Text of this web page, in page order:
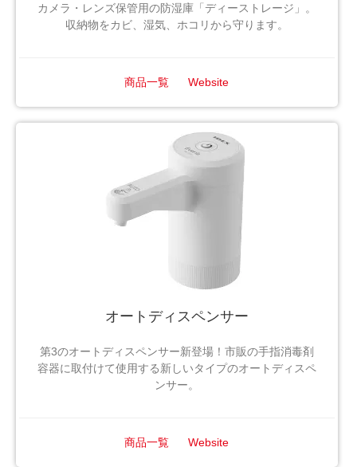
カメラ・レンズ保管用の防湿庫「ディーストレージ」。
収納物をカビ、湿気、ホコリから守ります。
商品一覧 Website
オートディスペンサー
第3のオートディスペンサー新登場！市販の手指消毒剤
容器に取付けて使用する新しいタイプのオートディスペ
ンサー。
商品一覧 Website